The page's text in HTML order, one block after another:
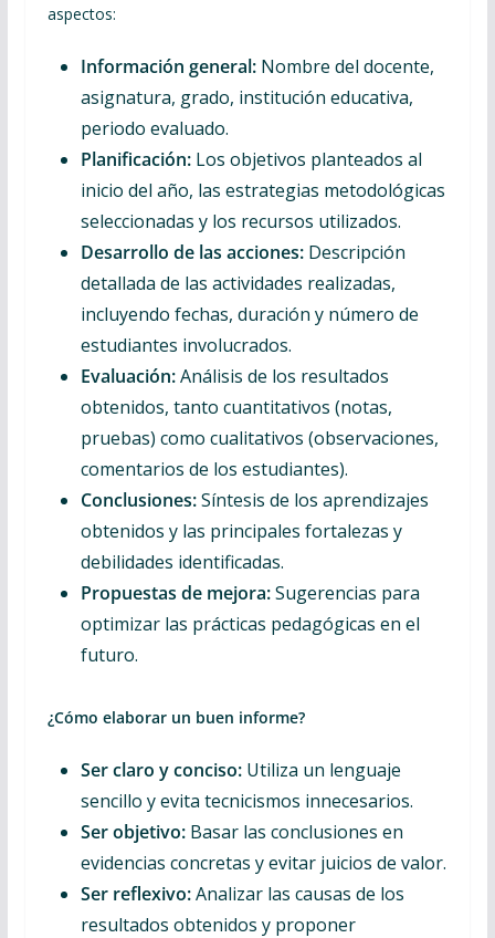
aspectos:
Información general:Nombre del docente,
asignatura, grado, institución educativa,
periodo evaluado.
Planificación:Los objetivos planteados al
inicio del año, las estrategias metodológicas
seleccionadas y los recursos utilizados.
Desarrollo de las acciones:Descripción
detallada de las actividades realizadas,
incluyendo fechas, duración y número de
estudiantes involucrados.
Evaluación:Análisis de los resultados
obtenidos, tanto cuantitativos (notas,
pruebas) como cualitativos (observaciones,
comentarios de los estudiantes).
Conclusiones:Síntesis de los aprendizajes
obtenidos y las principales fortalezas y
debilidades identificadas.
Propuestas de mejora:Sugerencias para
optimizar las prácticas pedagógicas en el
futuro.
¿Cómo elaborar un buen informe?
Ser claro y conciso:Utiliza un lenguaje
sencillo y evita tecnicismos innecesarios.
Ser objetivo:Basar las conclusiones en
evidencias concretas y evitar juicios de valor.
Ser reflexivo:Analizar las causas de los
resultados obtenidos y proponer